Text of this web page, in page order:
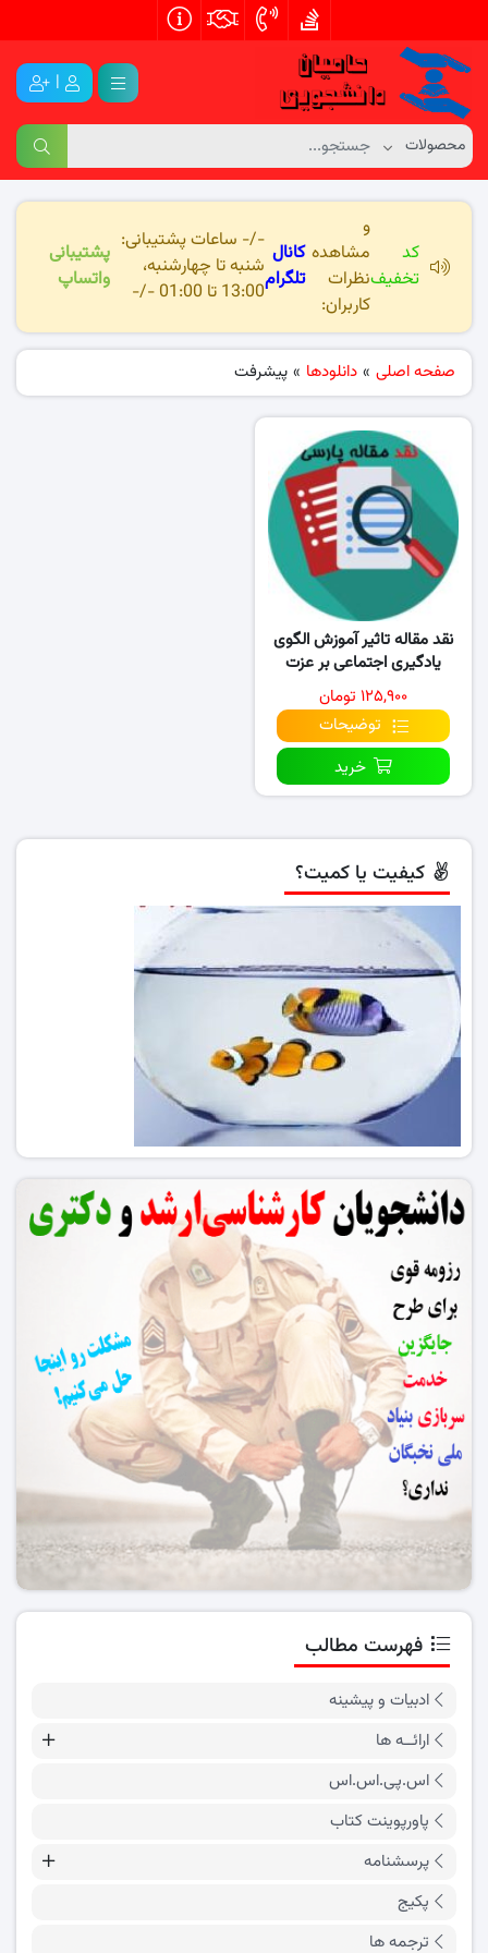
|
کد
تخفیف
و
مشاهده
نظرات
کاربران:
کانال
تلگرام
-/- ساعات پشتیبانی:
شنبه تا چهارشنبه،
13:00 تا 01:00 -/-
پشتیبانی
واتساپ
صفحه اصلی » دانلودها » پیشرفت
نقد مقاله تاثیر آموزش الگوی
یادگیری اجتماعی بر عزت
نفس،اعتمادبنفس
۱۲۵,۹۰۰ تومان
توضیحات
خرید
کیفیت یا کمیت؟
فهرست مطالب
ادبیات و پیشینه
ارائــه ها
اس.پی.اس.اس
پاورپوینت کتاب
پرسشنامه
پکیج
ترجمه ها